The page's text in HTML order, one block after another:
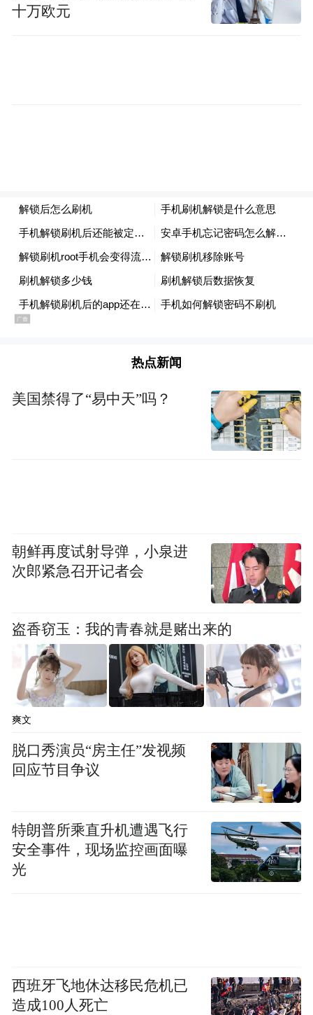
超万个核心检测点。
据黄怡介绍，目前，景曜科技自主研发的列
车巡检机器人已经利用AI多模态感知等技
术，可以做到列车综合检测正确检出率超
95%，松动丢失异物的正确检出率突破
在深耕国内市场的同时，景曜科技精准布局
全球市场，针对性破解海外轨交运维技术壁
垒。今年一季度，企业智能巡检机器人成功
得中国轨交智能装备国际口碑。
景曜科技面向海外市场展示智能机器人核心技术
十万欧元
热点新闻
美国禁得了“易中天”吗？
朝鲜再度试射导弹，小泉进
次郎紧急召开记者会
盗香窃玉：我的青春就是赌出来的
爽文
脱口秀演员“房主任”发视频
回应节目争议
特朗普所乘直升机遭遇飞行
安全事件，现场监控画面曝
光
西班牙飞地休达移民危机已
造成100人死亡